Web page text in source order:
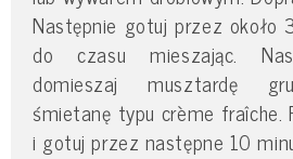
Następnie gotuj przez około
do czasu mieszając.
domieszaj musztardę
śmietanę typu crème fraîche.
i gotuj przez następne 10